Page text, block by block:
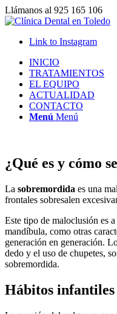
Llámanos al 925 165 106
Link to Instagram
INICIO
TRATAMIENTOS
EL EQUIPO
ACTUALIDAD
CONTACTO
Menú Menú
¿Qué es y cómo
La sobremordida es una
frontales sobresalen
Este tipo de maloclusión es
mandíbula, como otras
generación en generación.
dedo y el uso de chupetes,
sobremordida.
Hábitos infantiles